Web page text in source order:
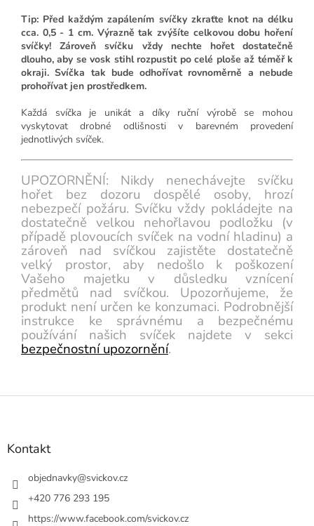
Tip: Před každým zapálením svíčky zkraťte knot na délku
cca. 0,5 - 1 cm. Výrazně tak zvýšíte celkovou dobu hoření
svíčky! Zároveň svíčku vždy nechte hořet dostatečně
dlouho, aby se vosk stihl rozpustit po celé ploše až téměř k
okraji. Svíčka tak bude odhořívat rovnoměrně a nebude
prohořívat jen prostředkem.
Každá svíčka je unikát a díky ruční výrobě se mohou
vyskytovat drobné odlišnosti v barevném provedení
jednotlivých svíček.
UPOZORNĚNÍ: Nikdy nenechávejte svíčku
hořet bez dozoru dospělé osoby, hrozí
nebezpečí požáru. Svíčku vždy pokládejte na
dostatečně velkou nehořlavou podložku (v
případě plovoucích svíček na vodní hladinu) a
zároveň nad svíčkou zajistěte dostatečně
velký prostor, aby nedošlo k poškození
Vašeho majetku v důsledku vznícení
předmětů nad svíčkou. Upozorňujeme, že
produkt není určen ke konzumaci. Podrobnější
instrukce ke správnému a bezpečnému
používání našich svíček najdete v sekci
bezpečnostní upozornění.
Z
Kontakt
objednavky@svickov.cz
+420 776 293 195
https://www.facebook.com/svickov.cz